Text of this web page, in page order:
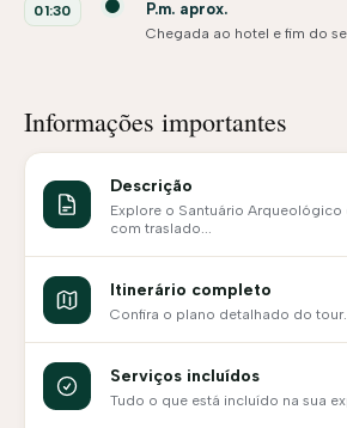
01:30 P.m. aprox.
Chegada ao hotel e fim do
Informações importantes
Descrição
Explore o Santuário Arqueológico
com traslado...
Itinerário completo
Confira o plano detalhado do tour.
Serviços incluídos
Tudo o que está incluído na sua